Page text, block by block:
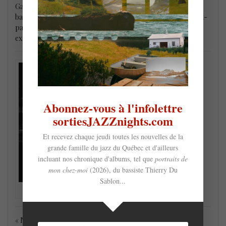
Gary Tremblay. Entre deux sets du Samuel Blais 4tet assis au
bar du club de la rue St-Denis – et qui remonte la pente post-
pandémique avec vigueur (il y avait du monde!) – il nous
explique.
« Notre boutique en ligne c’est un moyen pour nous de
Abonnez-vous à l'infolettre
sortiesJAZZnights.com
Et recevez chaque jeudi toutes les nouvelles de la
grande famille du jazz du Québec et d'ailleurs
incluant nos chronique d'albums, tel queportraits de
mon chez-moi (2026), du bassiste Thierry Du
Sablon...